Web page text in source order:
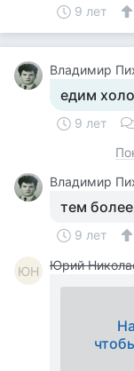
9 лет
Владимир
едим
9 лет
Владимир
тем
9 лет
ЮН Юрий